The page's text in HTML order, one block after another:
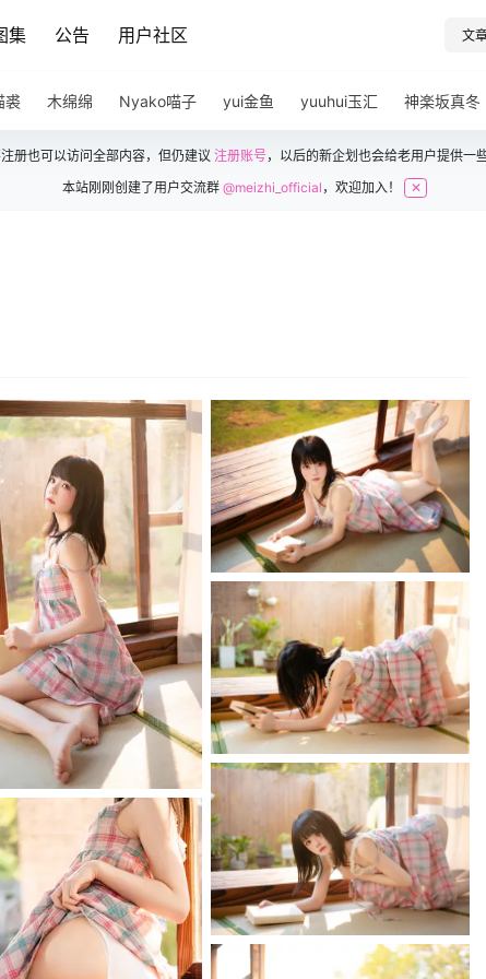
集 公告 用户社区 文
裘 木绵绵 Nyako喵子 yui金鱼 yuuhui玉汇 神楽坂真冬
册也可以访问全部内容，但仍建议 注册账号，以后的新企划也会给老用户提供一
本站刚刚创建了用户交流群@meizhi_official ，欢迎加入！ ✕